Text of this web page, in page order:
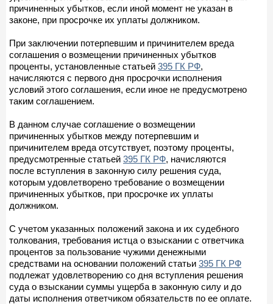
причиненных убытков, если иной момент не указан в
законе, при просрочке их уплаты должником.
При заключении потерпевшим и причинителем вреда
соглашения о возмещении причиненных убытков
проценты, установленные статьей 395 ГК РФ,
начисляются с первого дня просрочки исполнения
условий этого соглашения, если иное не предусмотрено
таким соглашением.
В данном случае соглашение о возмещении
причиненных убытков между потерпевшим и
причинителем вреда отсутствует, поэтому проценты,
предусмотренные статьей 395 ГК РФ, начисляются
после вступления в законную силу решения суда,
которым удовлетворено требование о возмещении
причиненных убытков, при просрочке их уплаты
должником.
С учетом указанных положений закона и их судебного
толкования, требования истца о взыскании с ответчика
процентов за пользование чужими денежными
средствами на основании положений статьи 395 ГК РФ
подлежат удовлетворению со дня вступления решения
суда о взыскании суммы ущерба в законную силу и до
даты исполнения ответчиком обязательств по ее оплате.